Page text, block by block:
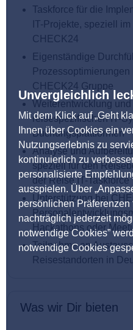
Unvergleichlich
Mit dem Klick auf „Geht
Ihnen über Cookies ein
Nutzungserlebnis zu
kontinuierlich zu
personalisierte
ausspielen. Über
persönlichen
nachträglich jederzeit
notwendige Cookies”
notwendige Cookies
Taskforce für die
IT-Projekte, speziell
CHECK24
Eigenständige
CHECK24 Gruppe
Weiterentwicklung
reisespezifischen IT-
Buchungsplattformen
Analyse und
speziell für den
der Reise IT-Taskforce
Unterstützung bei
Hackathons oder
Teilnahme an
Reisestandorten in
Was wir Dir bieten